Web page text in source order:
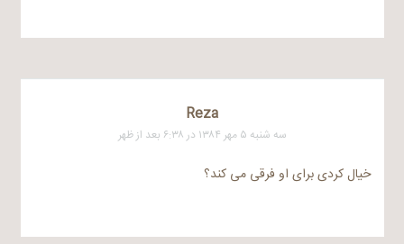
Reza
سه شنبه ۵ مهر ۱۳۸۴ در ۶:۳۸ بعد از ظهر
خیال کردی برای او فرقی می کند؟